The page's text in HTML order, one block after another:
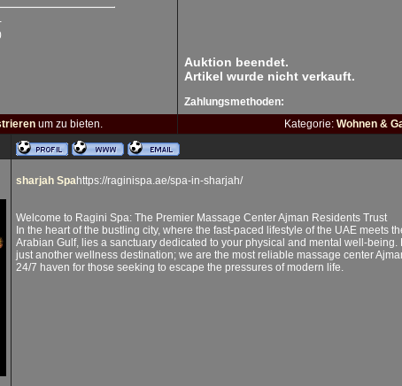
Auktion beendet.
Artikel wurde nicht verkauft.
Zahlungsmethoden:
um zu bieten. Kategorie: Wohnen &
sharjah Spahttps://raginispa.ae/spa-in-sharjah/
Welcome to Ragini Spa: The Premier Massage Center Ajman Residents Trust
In the heart of the bustling city, where the fast-paced lifestyle of the UAE meets
Arabian Gulf, lies a sanctuary dedicated to your physical and mental well-being.
just another wellness destination; we are the most reliable massage center
24/7 haven for those seeking to escape the pressures of modern life.